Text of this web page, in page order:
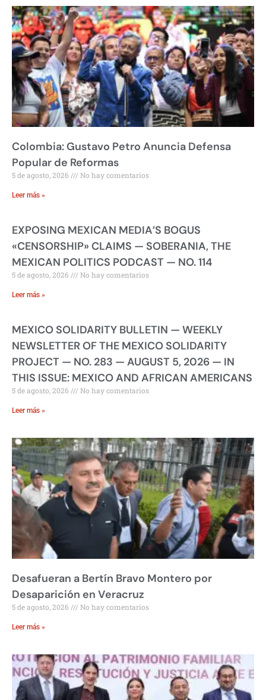
Colombia: Gustavo Petro Anuncia Defensa
Popular de Reformas
5 de agosto, 2026 No hay comentarios
Leer más »
EXPOSING MEXICAN MEDIA’S BOGUS
«CENSORSHIP» CLAIMS — SOBERANIA, THE
MEXICAN POLITICS PODCAST — NO. 114
5 de agosto, 2026 No hay comentarios
Leer más »
MEXICO SOLIDARITY BULLETIN — WEEKLY
NEWSLETTER OF THE MEXICO SOLIDARITY
PROJECT — NO. 283 — AUGUST 5, 2026 — IN
THIS ISSUE: MEXICO AND AFRICAN AMERICANS
5 de agosto, 2026 No hay comentarios
Leer más »
Desafueran a Bertín Bravo Montero por
Desaparición en Veracruz
5 de agosto, 2026 No hay comentarios
Leer más »